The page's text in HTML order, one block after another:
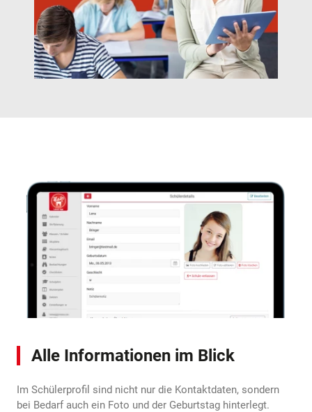
Alle Informationen im Blick
Im Schülerprofil sind nicht nur die Kontaktdaten, sondern
bei Bedarf auch ein Foto und der Geburtstag hinterlegt.